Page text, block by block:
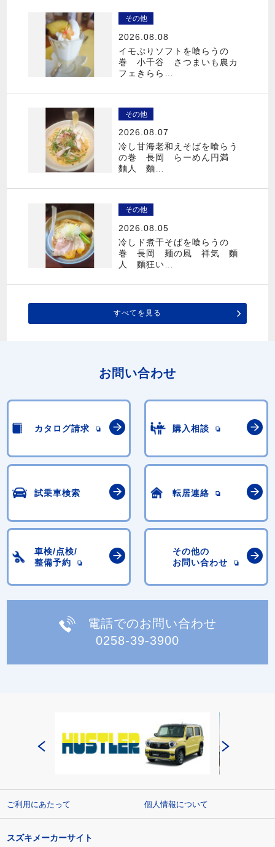
その他
2026.08.08
イモぷりソフトを喰らうの
巻 小千谷 さつまいも農カ
フェきらら…
その他
2026.08.07
冷し甘海老和えそばを喰らう
の巻 長岡 らーめん円満
麵人 麵…
その他
2026.08.05
冷しド煮干そばを喰らうの
巻 長岡 麺の風 祥気 麵
人 麵狂い…
すべてを見る
お問い合わせ
カタログ請求 購入相談
試乗車検索 転居連絡
車検/点検/
整備予約
その他の
お問い合わせ
電話でのお問い合わせ
0258-39-3900
ご利用にあたって 個人情報について
スズキメーカーサイト